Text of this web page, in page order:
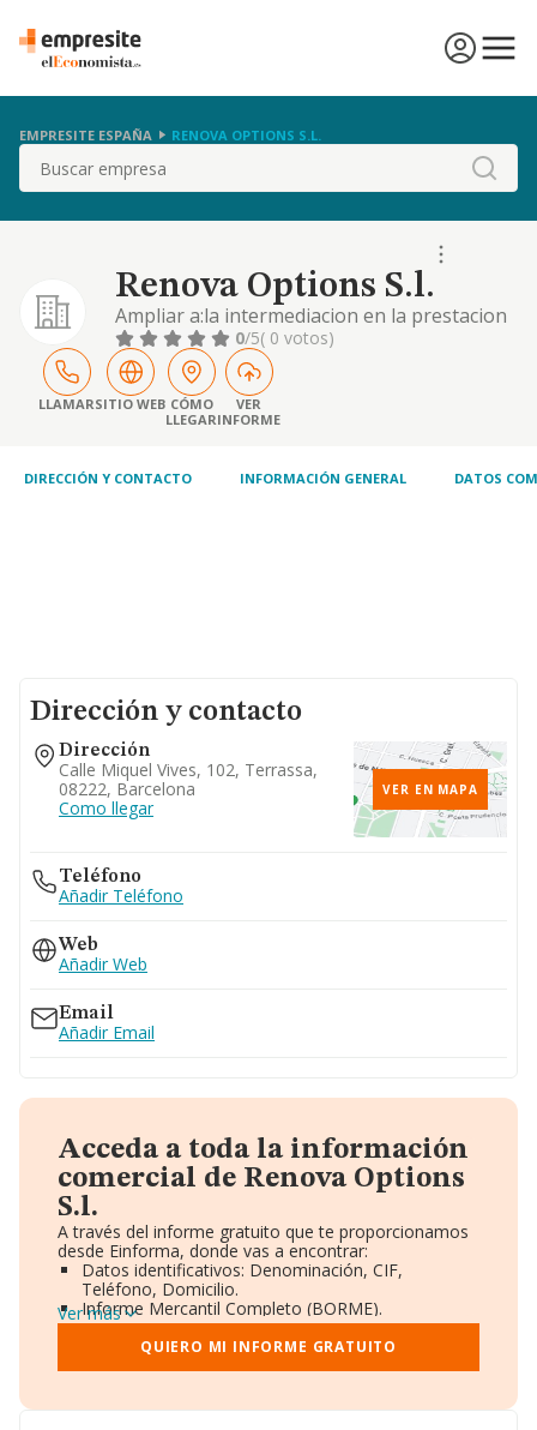
EMPRESITE ESPAÑA RENOVA OPTIONS S.L.
Buscar
Renova Options S.l.
Ampliar a:la intermediacion en la prestacion
de servicios medicos de todo ambito y
actividades relacionadas con la sanidad.
0/5( 0 votos)
LLAMARSITIO WEB CÓMO
LLEGAR
VER
INFORME
DIRECCIÓN Y CONTACTO INFORMACIÓN GENERAL DATOS
Dirección y contacto
Dirección
Calle Miquel Vives, 102, Terrassa,
08222, Barcelona
Como llegar
VER EN MAPA
Teléfono
Añadir Teléfono
Web
Añadir Web
Email
Añadir Email
Acceda a toda la información
comercial de Renova Options
S.l.
A través del informe gratuito que te proporcionamos
desde Einforma, donde vas a encontrar:
Datos identificativos: Denominación, CIF,
Teléfono, Domicilio.
Informe Mercantil Completo (BORME).
Gráficos de Evolución Ventas y Empleados.
Consejo de Administración y Administradores.
Directivos y Ejecutivos.
Ver más
QUIERO MI INFORME GRATUITO